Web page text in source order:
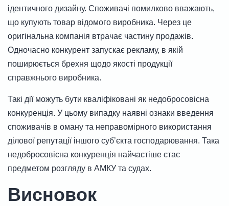
ідентичного дизайну. Споживачі помилково вважають,
що купують товар відомого виробника. Через це
оригінальна компанія втрачає частину продажів.
Одночасно конкурент запускає рекламу, в якій
поширюється брехня щодо якості продукції
справжнього виробника.
Такі дії можуть бути кваліфіковані як недобросовісна
конкуренція. У цьому випадку наявні ознаки введення
споживачів в оману та неправомірного використання
ділової репутації іншого субʼєкта господарювання. Така
недобросовісна конкуренція найчастіше стає
предметом розгляду в АМКУ та судах.
Висновок